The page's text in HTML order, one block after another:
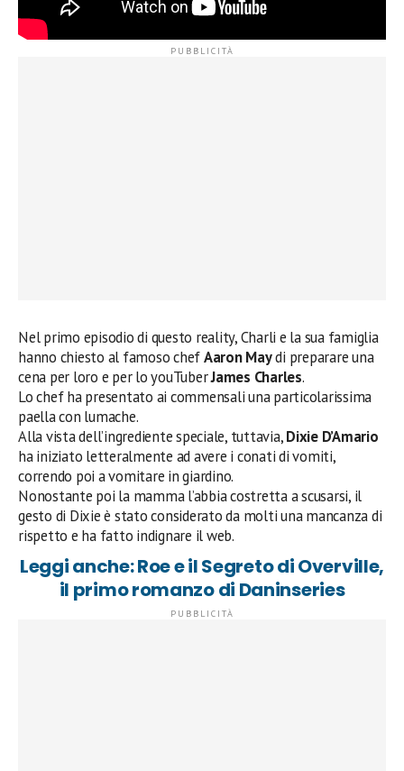
Nel primo episodio di questo reality, Charli e la sua famiglia
hanno chiesto al famoso chefAaron Maydi preparare una
cena per loro e per lo youTuberJames Charles.
Lo chef ha presentato ai commensali una particolarissima
paella con lumache.
Alla vista dell’ingrediente speciale, tuttavia,Dixie D’Amario
ha iniziato letteralmente ad avere i conati di vomiti,
correndo poi a vomitare in giardino.
Nonostante poi la mamma l’abbia costretta a scusarsi, il
gesto di Dixie è stato considerato da molti una mancanza di
rispetto e ha fatto indignare il web.
Leggi anche: Roe e il Segreto di Overville,
il primo romanzo di Daninseries